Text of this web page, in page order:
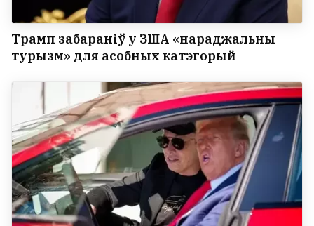
Трамп забараніў у ЗША «нараджальны
турызм» для асобных катэгорый